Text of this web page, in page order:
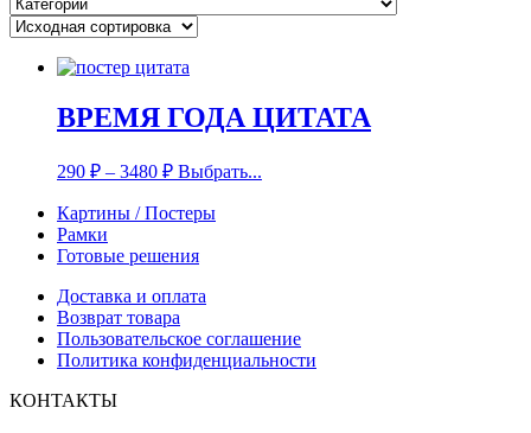
ВРЕМЯ ГОДА ЦИТАТА
290 ₽ – 3480 ₽ Выбрать...
Картины / Постеры
Рамки
Готовые решения
Доставка и оплата
Возврат товара
Пользовательское соглашение
Политика конфиденциальности
КОНТАКТЫ